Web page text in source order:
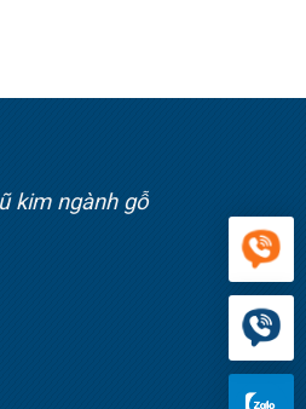
kim ngành gỗ